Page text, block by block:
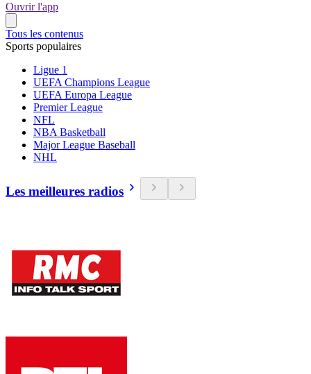
Ouvrir l'app
Tous les contenus
Sports populaires
Ligue 1
UEFA Champions League
UEFA Europa League
Premier League
NFL
NBA Basketball
Major League Baseball
NHL
Les meilleures radios